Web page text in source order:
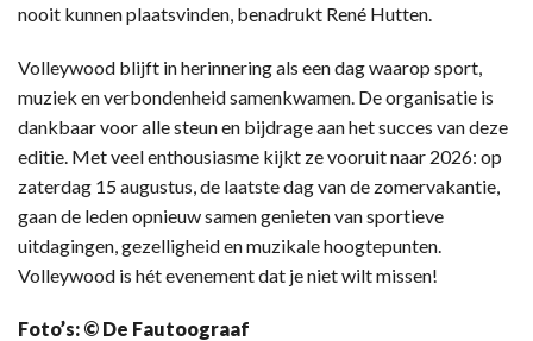
nooit kunnen plaatsvinden, benadrukt René Hutten.
Volleywood blijft in herinnering als een dag waarop sport,
muziek en verbondenheid samenkwamen. De organisatie is
dankbaar voor alle steun en bijdrage aan het succes van deze
editie. Met veel enthousiasme kijkt ze vooruit naar 2026: op
zaterdag 15 augustus, de laatste dag van de zomervakantie,
gaan de leden opnieuw samen genieten van sportieve
uitdagingen, gezelligheid en muzikale hoogtepunten.
Volleywood is hét evenement dat je niet wilt missen!
Foto’s: © De Fautoograaf